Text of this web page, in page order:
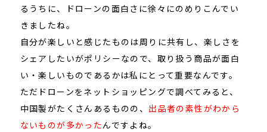
るうちに、ドローンの面白さに徐々にのめりこんでい
きましたね。
自分が楽しいと感じたものは周りに共有し、楽しさを
シェアしたいがポリシーなので、取り扱う商品が面白
い・楽しいものであるかは私にとって重要なんです。
ただドローンをネットショッピングで調べてみると、
中国製がたくさんあるものの、 出品者の素性がわから
ないものが多かったんですよね。